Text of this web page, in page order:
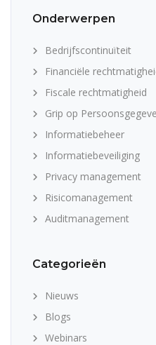
Onderwerpen
Bedrijfscontinuïteit
Financiële
Fiscale rechtmatigheid
Grip op
Informatiebeheer
Informatiebeveiliging
Privacy management
Risicomanagement
Auditmanagement
Categorieën
Nieuws
Blogs
Webinars